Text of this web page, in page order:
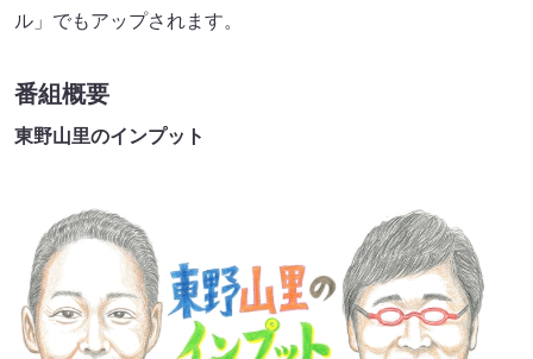
ル」でもアップされます。
番組概要
東野山里のインプット